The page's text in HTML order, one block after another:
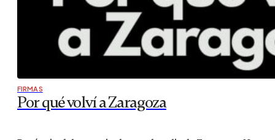
FIRMAS
Por qué volví a Zaragoza